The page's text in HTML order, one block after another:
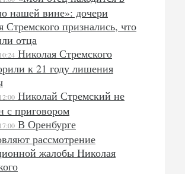
нашей вине»: дочери
Стремского признались, что
отца
Николая Стремского
к 21 году лишения
Николай Стремский не
с приговором
В Оренбурге
рассмотрение
жалобы Николая